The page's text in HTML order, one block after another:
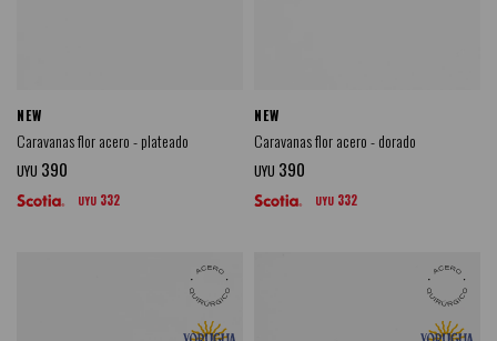
NEW
Caravanas flor acero - plateado
UYU 390
UYU 332
NEW
Caravanas flor acero - dorado
UYU 390
UYU 332